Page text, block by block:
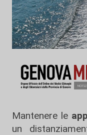
Mantenere le
un